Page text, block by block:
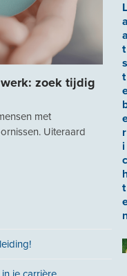
zoek tijdig
met
Uiteraard
L
t
s
t
r
i
c
t